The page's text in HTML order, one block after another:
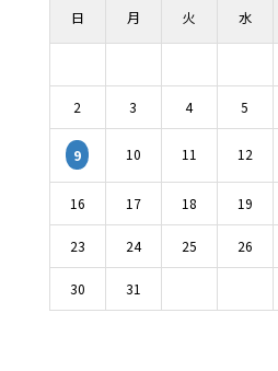
日 月 火 水
2 3 4 5
9 10 11 12
16 17 18 19
23 24 25 26
30 31